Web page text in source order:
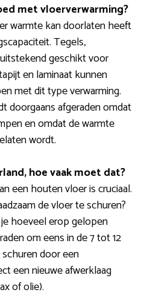
met vloerverwarming?
warmte kan doorlaten heeft
Tegels,
geschikt voor
en laminaat kunnen
met dit type verwarming.
doorgaans afgeraden omdat
en omdat de warmte
wordt.
hoe vaak moet dat?
een houten vloer is cruciaal.
de vloer te schuren?
hoeveel erop gelopen
om eens in de 7 tot 12
door een
een nieuwe afwerklaag
of olie).